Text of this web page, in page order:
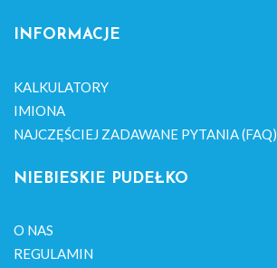
INFORMACJE
KALKULATORY
IMIONA
NAJCZĘŚCIEJ ZADAWANE PYTANIA (FAQ)
NIEBIESKIE PUDEŁKO
O NAS
REGULAMIN